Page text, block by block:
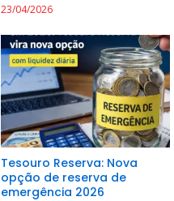
23/04/2026
Tesouro Reserva: Nova
opção de reserva de
emergência 2026